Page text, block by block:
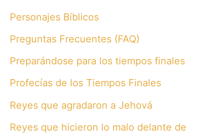
Personajes Bíblicos
Preguntas Frecuentes (FAQ)
Preparándose para los tiempos finales
Profecías de los Tiempos Finales
Reyes que agradaron a Jehová
Reyes que hicieron lo malo delante de